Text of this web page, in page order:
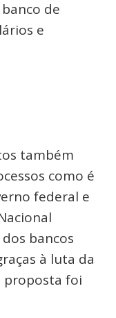
de
e
também
como é
federal e
bancos
à luta da
proposta foi